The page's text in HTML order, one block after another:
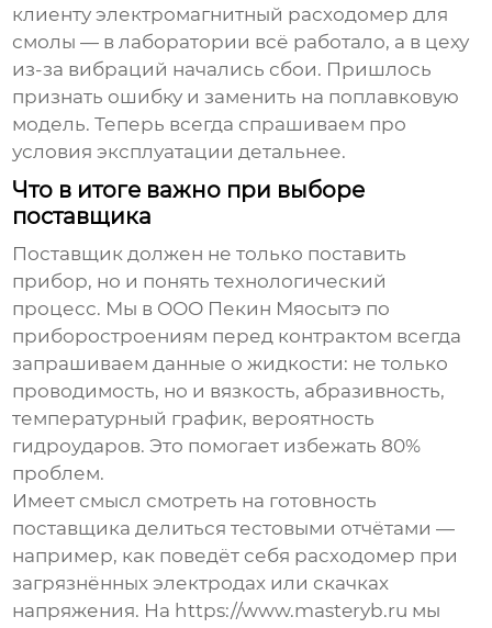
клиенту электромагнитный расходомер для
смолы — в лаборатории всё работало, а в цеху
из-за вибраций начались сбои. Пришлось
признать ошибку и заменить на поплавковую
модель. Теперь всегда спрашиваем про
условия эксплуатации детальнее.
Что в итоге важно при выборе
поставщика
Поставщик должен не только поставить
прибор, но и понять технологический
процесс. Мы в ООО Пекин Мяосытэ по
приборостроениям перед контрактом всегда
запрашиваем данные о жидкости: не только
проводимость, но и вязкость, абразивность,
температурный график, вероятность
гидроударов. Это помогает избежать 80%
проблем.
Имеет смысл смотреть на готовность
поставщика делиться тестовыми отчётами —
например, как поведёт себя расходомер при
загрязнённых электродах или скачках
напряжения. На https://www.masteryb.ru мы